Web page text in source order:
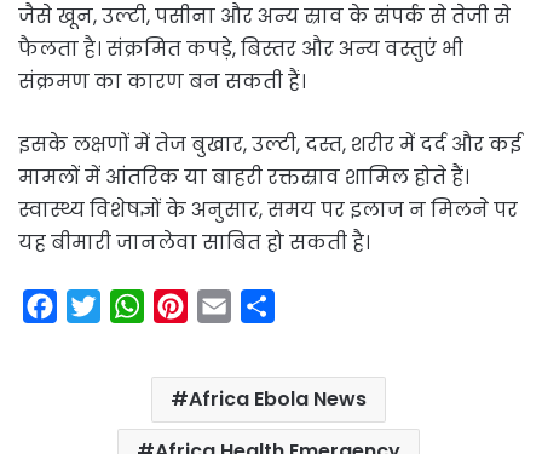
जैसे खून, उल्टी, पसीना और अन्य स्राव के संपर्क से तेजी से
फैलता है। संक्रमित कपड़े, बिस्तर और अन्य वस्तुएं भी
संक्रमण का कारण बन सकती हैं।
इसके लक्षणों में तेज बुखार, उल्टी, दस्त, शरीर में दर्द और कई
मामलों में आंतरिक या बाहरी रक्तस्राव शामिल होते हैं।
स्वास्थ्य विशेषज्ञों के अनुसार, समय पर इलाज न मिलने पर
यह बीमारी जानलेवा साबित हो सकती है।
W
a
s
n
t
e
a
i
l
a
r
e
Africa Ebola News